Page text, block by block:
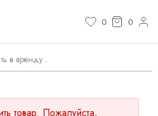
0 0
товар. Пожалуйста,